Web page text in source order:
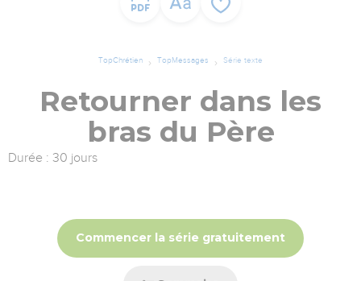
TopChrétien TopMessages Série texte
Retourner dans les
bras du Père
Durée : 30 jours
Commencer la série gratuitement